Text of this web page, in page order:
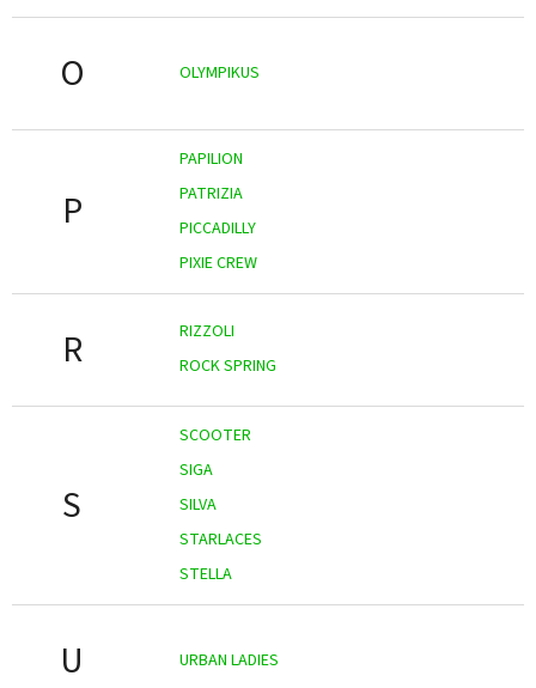
O OLYMPIKUS
P
PAPILION
PATRIZIA
PICCADILLY
PIXIE CREW
R
RIZZOLI
ROCK SPRING
S
SCOOTER
SIGA
SILVA
STARLACES
STELLA
U URBAN LADIES